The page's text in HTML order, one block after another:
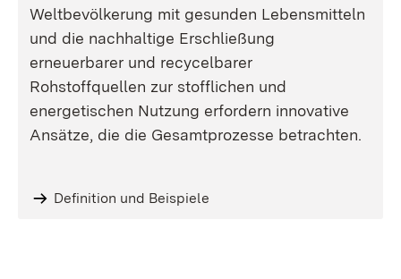
Weltbevölkerung mit gesunden Lebensmitteln
und die nachhaltige Erschließung
erneuerbarer und recycelbarer
Rohstoffquellen zur stofflichen und
energetischen Nutzung erfordern innovative
Ansätze, die die Gesamtprozesse betrachten.
Definition und Beispiele